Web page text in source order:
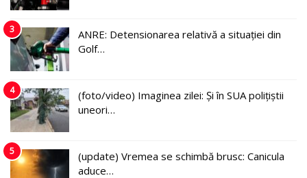
3
ANRE: Detensionarea relativă a situației din
Golf…
4
(foto/video) Imaginea zilei: Și în SUA polițiștii
uneori…
5
(update) Vremea se schimbă brusc: Canicula
aduce…